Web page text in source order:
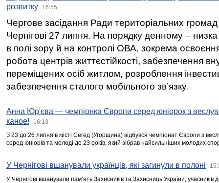
розвитку
16:55
Чергове засідання Ради територіальних громад
Чернігові 27 липня. На порядку денному –
в полі зору й на контролі ОВА, зокрема освоєння
робота центрів життєстійкості, забезпечення
переміщених осіб житлом, розроблення
забезпечення сталого мобільного зв’язку.
Анна Юр'єва — чемпіонка Європи серед юніорок з
каное!
16:13
З 23 до 26 липня в місті Сегед (Угорщина) відбувся чемпіонат Європи з
серед юніорів та молоді до 23 років, який зібрав найсильніших молодих
У Чернігові вшанували українців, які загинули в полоні
У Чернігові вшанували пам’ять Захисників та Захисниць України,